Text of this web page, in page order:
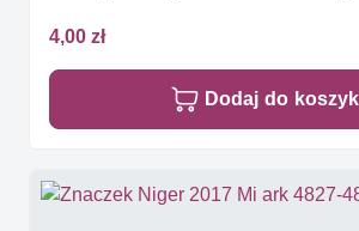
4,00 zł
Dodaj do